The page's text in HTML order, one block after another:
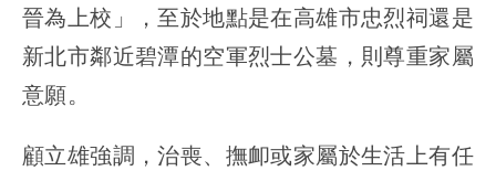
晉為上校」，至於地點是在高雄市忠烈祠還是
新北市鄰近碧潭的空軍烈士公墓，則尊重家屬
意願。
顧立雄強調，治喪、撫卹或家屬於生活上有任